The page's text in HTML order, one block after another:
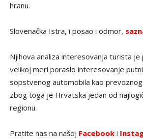
hranu.
Slovenačka Istra, i posao i odmor,
Njihova analiza interesovanja turista je
velikoj meri poraslo interesovanje
sopstvenog automobila kao
zbog toga je Hrvatska jedan od
regionu.
Pratite nas na našoj Facebook i